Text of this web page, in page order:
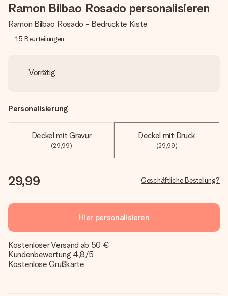
Ramon Bilbao Rosado personalisieren
Ramon Bilbao Rosado - Bedruckte Kiste
15 Beurteilungen
Vorrätig
Personalisierung
Deckel mit Gravur
(29,99)
Deckel mit Druck
(29,99)
29,99 Geschäftliche Bestellung?
Hier personalisieren
Kostenloser Versand ab 50 €
Kundenbewertung 4,8/5
Kostenlose Grußkarte